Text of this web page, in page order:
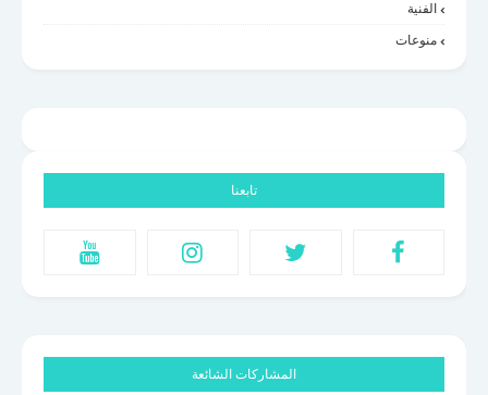
الفنية
منوعات
تابعنا
المشاركات الشائعة